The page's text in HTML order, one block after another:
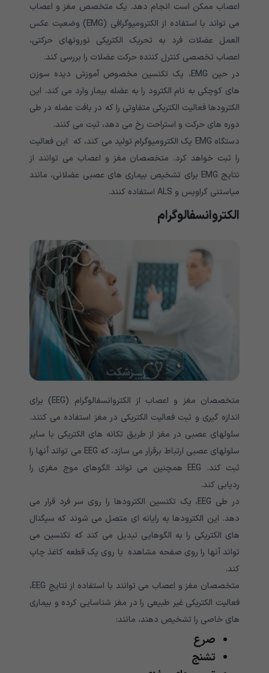
اعصاب ممکن است انجام دهد. یک متخصص مغز و اعصاب
می تواند با استفاده از الکترومیوگرافی (EMG) وضعیت عکس
العمل عضلات فرد به تحریک الکتریکی نورونهای حرکتی،
اعصاب تخصصی کنترل کننده حرکت عضلات را بررسی کند.
در حین EMG، یک تکنسین مخصوص آموزش دیده سوزن
های کوچکی به نام الکترود را به عضله بیمار وارد می کند. این
الکترودها فعالیت الکتریکی متفاوتی را که در بافت عضله در طی
دوره های حرکت و استراحت رخ می دهد، ثبت می کنند.
دستگاه EMG یک الکترومیوگرام تولید می کند، که این فعالیت
را ثبت خواهد کرد. متخصصان مغز و اعصاب می توانند از
نتایج EMG برای تشخیص بیماری های عصبی عضلانی، مانند
میاستنی گراویس و ALS استفاده کنند.
الکتروانسفالوگرام
متخصصان مغز و اعصاب از الکتروانسفالوگرام (EEG) برای
اندازه گیری و ثبت فعالیت الکتریکی در مغز استفاده می کنند.
سلولهای عصبی در مغز از طریق تکانه های الکتریکی با سایر
سلولهای عصبی ارتباط برقرار می سازد، که EEG می تواند آنها را
ثبت کند. EEG همچنین می تواند الگوهای موج مغزی را
ردیابی کند.
در طی EEG، یک تکنسین الکترودها را روی سر فرد قرار می
دهد. این الکترودها به رایانه ای متصل می شوند که سیگنال
های الکتریکی را به الگوهایی تبدیل می کند که تکنسین می
تواند آنها را روی صفحه مشاهده یا روی یک قطعه کاغذ چاپ
کند.
متخصصان مغز و اعصاب می توانند با استفاده از نتایج EEG،
فعالیت الکتریکی غیر طبیعی را در مغز شناسایی کرده و بیماری
های خاصی را تشخیص دهند، مانند:
صرع
تشنج